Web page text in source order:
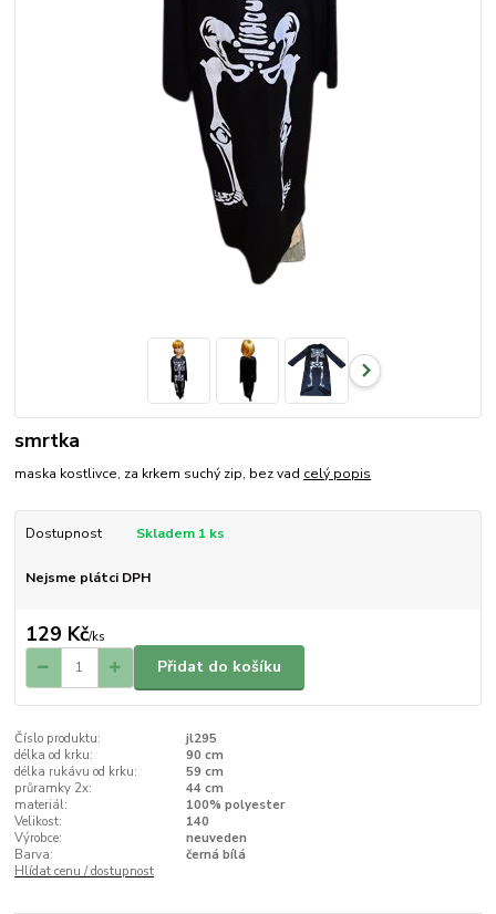
smrtka
maska kostlivce, za krkem suchý zip, bez vad celý popis
Dostupnost Skladem 1 ks
Nejsme plátci DPH
129 Kč/ks
Přidat do košíku
Číslo produktu:
jl295
délka od krku:
90 cm
délka rukávu od krku:
59 cm
průramky 2x:
44 cm
materiál:
100% polyester
Velikost:
140
Výrobce:
neuveden
Barva:
černá bílá
Hlídat cenu / dostupnost